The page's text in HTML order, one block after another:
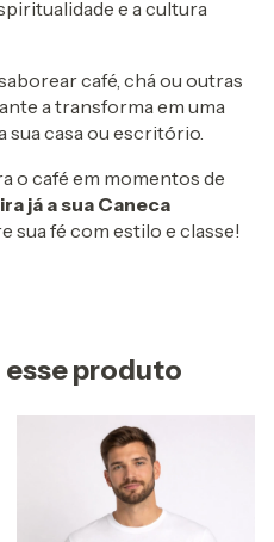
e a cultura
café, chá ou outras
a transforma em uma
sua casa ou escritório.
o café em momentos de
já a sua Caneca
sua fé com estilo e classe!
esse produto